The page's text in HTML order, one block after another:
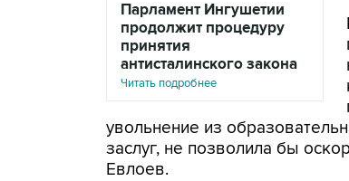
Парламент Ингушетии
продолжит процедуру
принятия
антисталинского закона
Читать подробнее
увольнение из
заслуг, не позволила бы
Евлоев.